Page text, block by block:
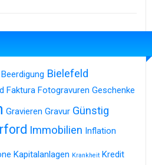
Beerdigung Bielefeld
Faktura Fotogravuren Geschenke
Gravieren Gravur Günstig
Immobilien Inflation
Kapitalanlagen Krankheit Kredit